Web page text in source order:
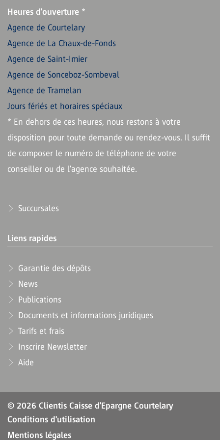
Heures d'ouverture *
Agence de Courtelary
Agence de La Chaux-de-Fonds
Agence de Saint-Imier
Agence de Sonceboz-Sombeval
Agence de Tramelan
Jours fériés et horaires spéciaux
* En dehors de ces heures, nous restons à votre
disposition pour toute demande ou rendez-vous. Il suffit
de composer le numéro de téléphone de votre
conseiller ou de l’agence souhaitée.
Succursales
Liens rapides
Garantie des dépôts
News
Publications
Documents et informations juridiques
Tarifs et frais
Inscrire Newsletter
Aide
© 2026 Clientis Caisse d'Epargne Courtelary
Conditions d'utilisation
Mentions légales